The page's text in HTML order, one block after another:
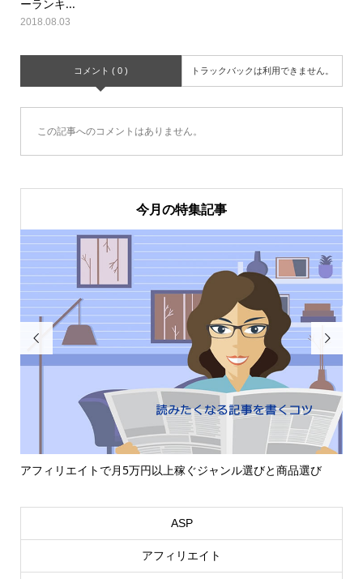
ーランキ...
2018.08.03
コメント ( 0 ) トラックバックは利用できません。
この記事へのコメントはありません。
今月の特集記事

TCDのアフィリエイトテーマを使い、アフィリエイトで成果を

ASP
アフィリエイト